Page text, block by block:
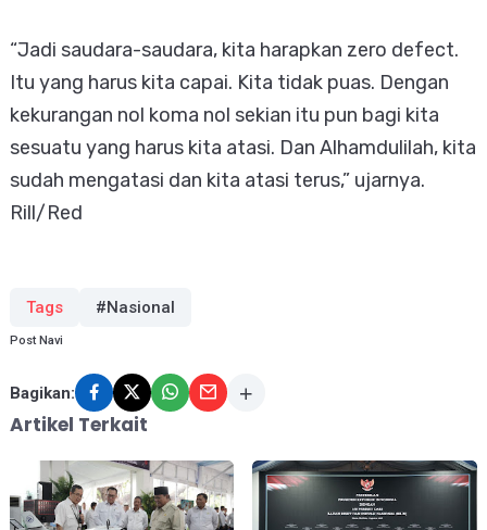
“Jadi saudara-saudara, kita harapkan zero defect.
Itu yang harus kita capai. Kita tidak puas. Dengan
kekurangan nol koma nol sekian itu pun bagi kita
sesuatu yang harus kita atasi. Dan Alhamdulilah, kita
sudah mengatasi dan kita atasi terus,” ujarnya.
Rill/Red
Tags #Nasional
Post Navi
Bagikan:
Artikel Terkait